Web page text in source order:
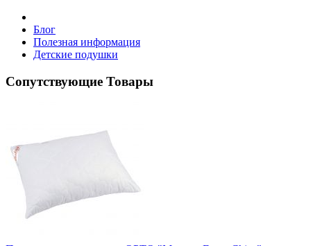
Блог
Полезная информация
Детские подушки
Сопутствующие Товары